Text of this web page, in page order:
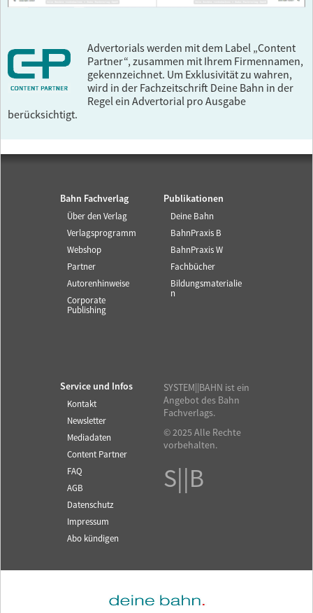
Advertorials werden mit dem Label „Content
Partner“, zusammen mit Ihrem Firmennamen,
gekennzeichnet. Um Exklusivität zu wahren,
wird in der Fachzeitschrift Deine Bahn in der
Regel ein Advertorial pro Ausgabe
berücksichtigt.
Bahn Fachverlag
Über den Verlag
Verlagsprogramm
Webshop
Partner
Autorenhinweise
Corporate
Publishing
Publikationen
Deine Bahn
BahnPraxis B
BahnPraxis W
Fachbücher
Bildungsmaterialie
n
Service und Infos
Kontakt
Newsletter
Mediadaten
Content Partner
FAQ
AGB
Datenschutz
Impressum
Abo kündigen
SYSTEM||BAHN ist ein
Angebot des Bahn
Fachverlags.
© 2025 Alle Rechte
vorbehalten.
S||B